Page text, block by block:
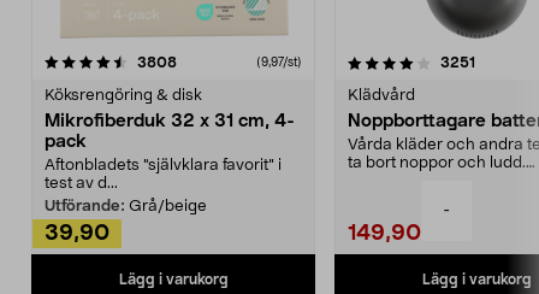
-
3808recensioner (9,97/st)
Köksrengöring & disk
Mikrofiberduk 32 x 31 cm, 4-
pack
Aftonbladets "självklara favorit” i
test av d...
Utförande: Grå/beige
39,90
Lägg i varukorg
4.0av 5 stjärnor 3251
Klädvård
Noppborttagare
Vårda kläder och andra
ta bort noppor och ludd.
149,90
Lägg i varukorg
4.5av 5 stjärnor